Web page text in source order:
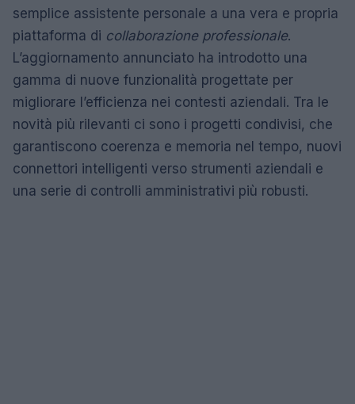
semplice assistente personale a una vera e propria
piattaforma di collaborazione professionale.
L’aggiornamento annunciato ha introdotto una
gamma di nuove funzionalità progettate per
migliorare l’efficienza nei contesti aziendali. Tra le
novità più rilevanti ci sono i progetti condivisi, che
garantiscono coerenza e memoria nel tempo, nuovi
connettori intelligenti verso strumenti aziendali e
una serie di controlli amministrativi più robusti.